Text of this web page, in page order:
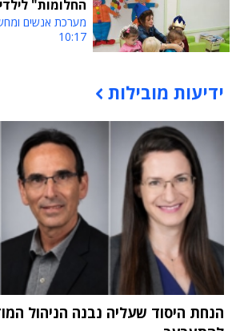
החלומות"
מערכת אנשים
10:17
תוכן פרסומי
ידיעות מובילות
הנחת היסוד שעליה נבנה הניהול